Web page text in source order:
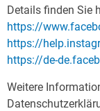
Details finden Sie
https://
https://
https://de-
Weitere